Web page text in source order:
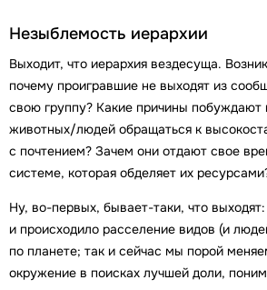
Незыблемость иерархии
Выходит, что иерархия вездесуща.
почему проигравшие не выходят из
свою группу? Какие причины побуждают
животных/людей обращаться к
с почтением? Зачем они отдают свое
системе, которая обделяет их
Ну, во-первых, бывает-таки, что
и происходило расселение видов (и
по планете; так и сейчас мы порой
окружение в поисках лучшей доли,